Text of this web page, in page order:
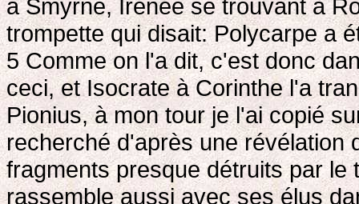
à Smyrne, Irénée se trouvant à
trompette qui disait: Polycarpe a
5Comme on l'a dit, c'est donc
ceci, et Isocrate à Corinthe l'a
Pionius, à mon tour je l'ai copié
recherché d'après une révélation
fragments presque détruits par
rassemble aussi avec ses élus